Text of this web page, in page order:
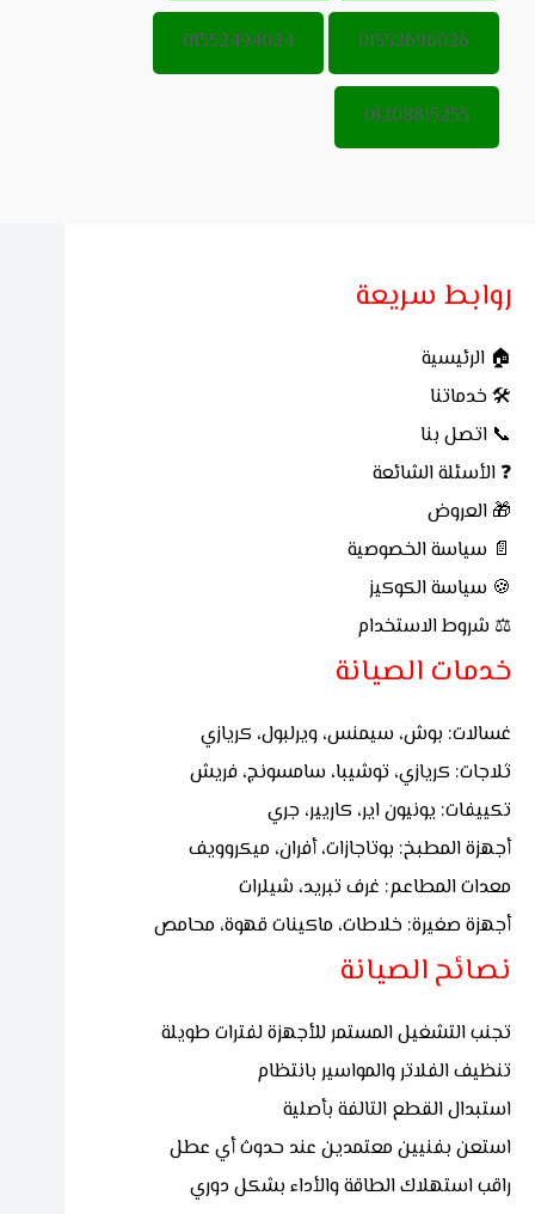
01552696026
01552494024
01208815255
روابط سريعة
🏠 الرئيسية
🛠 خدماتنا
📞 اتصل بنا
❓ الأسئلة الشائعة
🎁 العروض
📄 سياسة الخصوصية
🍪 سياسة الكوكيز
⚖ شروط الاستخدام
خدمات الصيانة
غسالات: بوش، سيمنس، ويرلبول، كريازي
ثلاجات: كريازي، توشيبا، سامسونج، فريش
تكييفات: يونيون اير، كاريير، جري
أجهزة المطبخ: بوتاجازات، أفران، ميكروويف
معدات المطاعم: غرف تبريد، شيلرات
أجهزة صغيرة: خلاطات، ماكينات قهوة، محامص
نصائح الصيانة
تجنب التشغيل المستمر للأجهزة لفترات طويلة
تنظيف الفلاتر والمواسير بانتظام
استبدال القطع التالفة بأصلية
استعن بفنيين معتمدين عند حدوث أي عطل
راقب استهلاك الطاقة والأداء بشكل دوري